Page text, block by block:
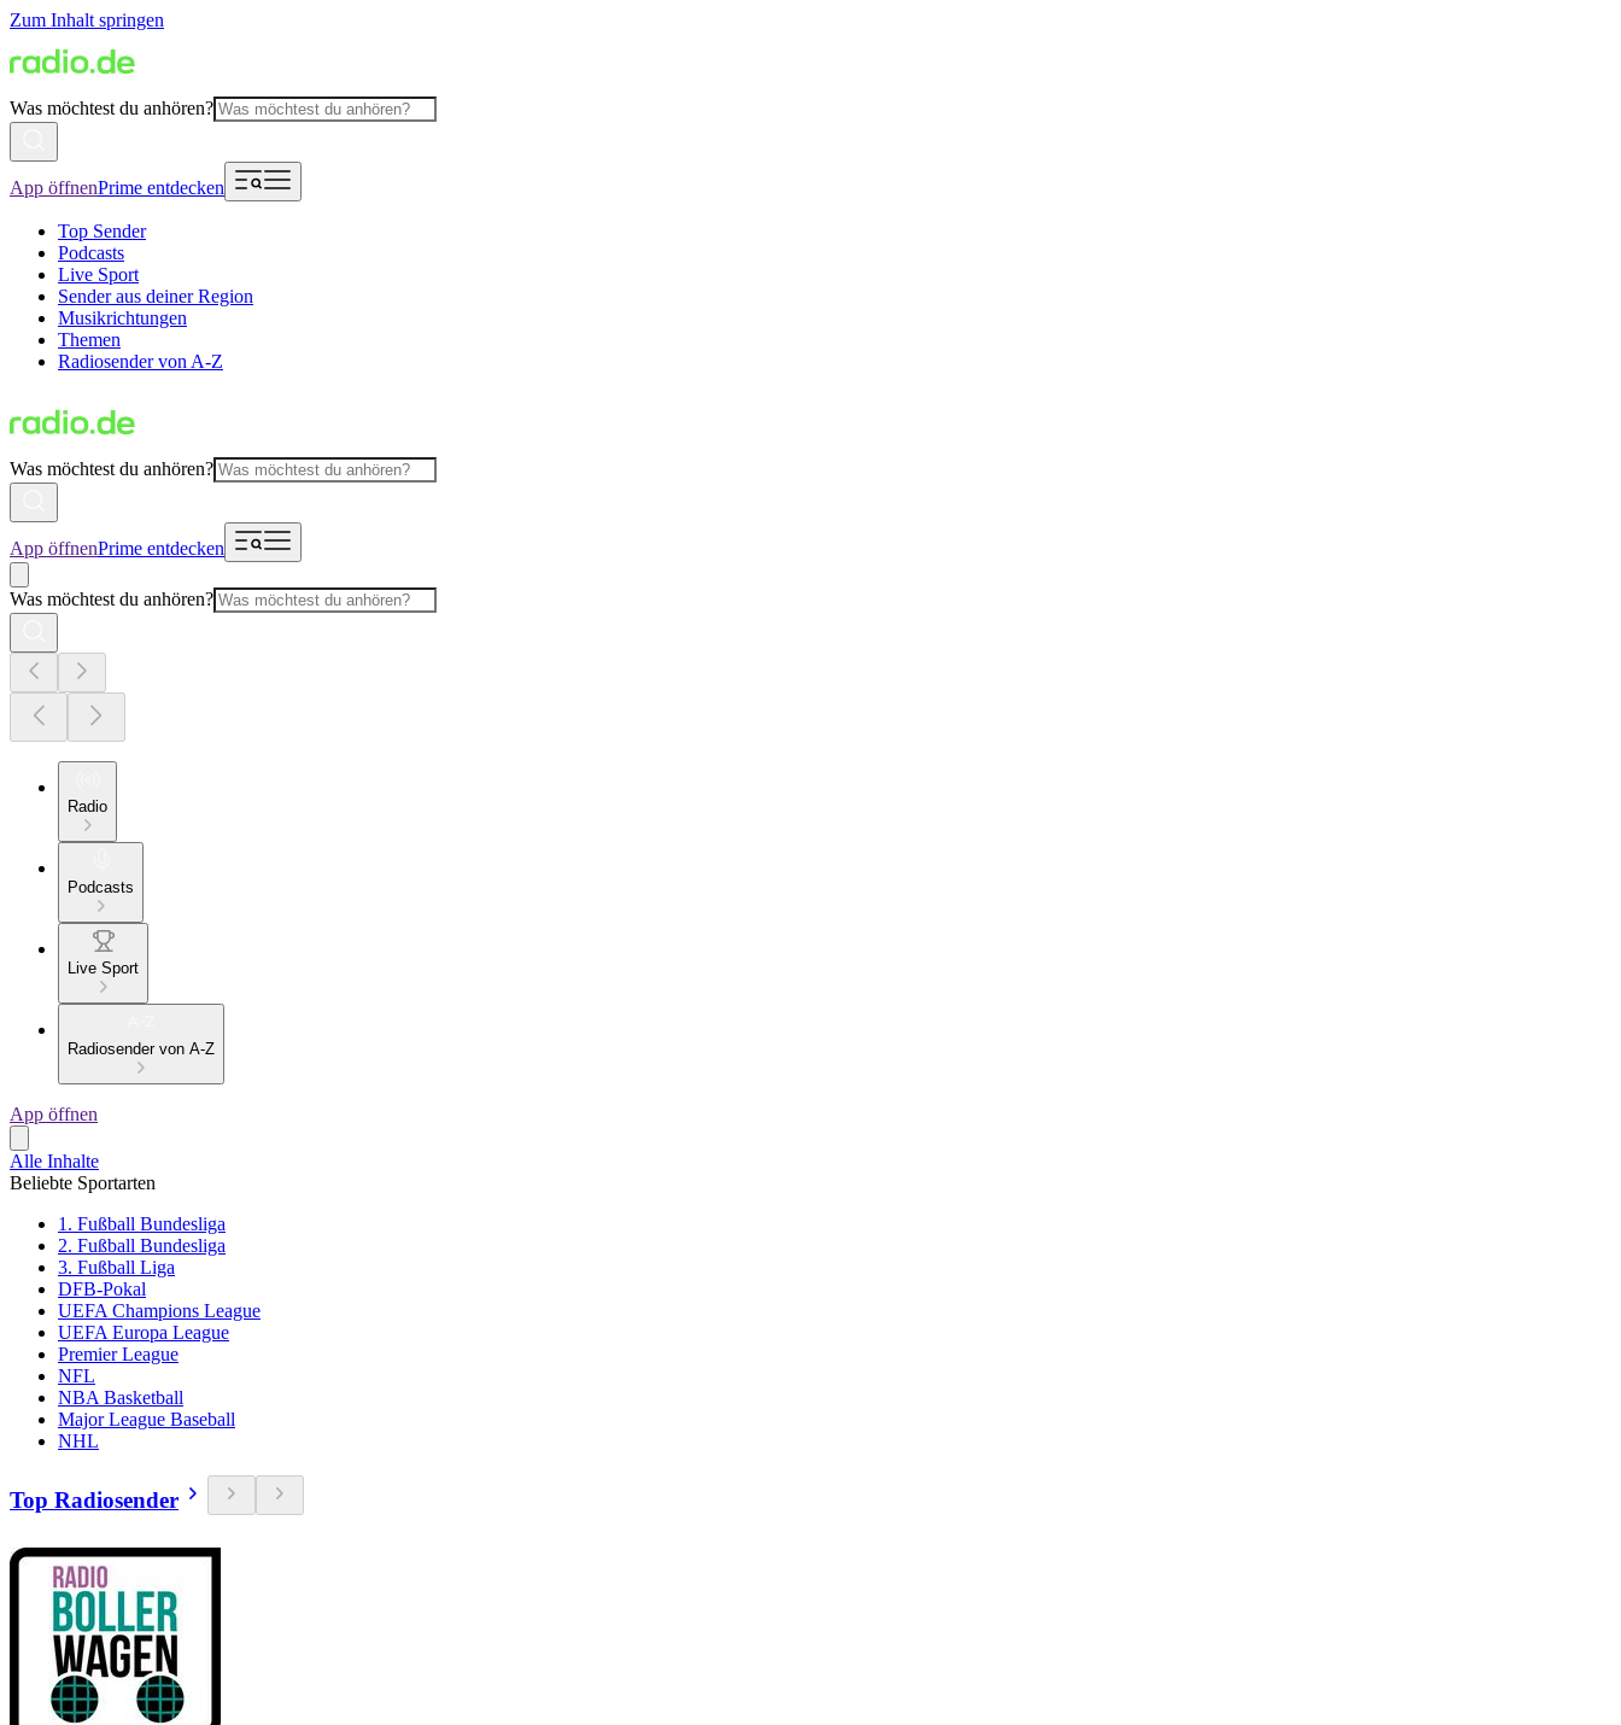
Zum Inhalt springen
Was möchtest du anhören?
App öffnenPrime entdecken
Top Sender
Podcasts
Live Sport
Sender aus deiner Region
Musikrichtungen
Themen
Radiosender von A-Z
Was möchtest du anhören?
App öffnenPrime entdecken
Was möchtest du anhören?
Radio
Podcasts
Live Sport
Radiosender von A-Z
App öffnen
Alle Inhalte
Beliebte Sportarten
1. Fußball Bundesliga
2. Fußball Bundesliga
3. Fußball Liga
DFB-Pokal
UEFA Champions League
UEFA Europa League
Premier League
NFL
NBA Basketball
Major League Baseball
NHL
Top Radiosender